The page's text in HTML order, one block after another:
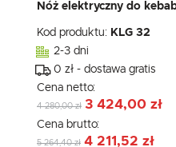
Nóż elektryczny do
Kod produktu: KLG 32
2-3 dni
0 zł - dostawa gratis
Cena netto:
4 280,00 zł 3 424,00 zł
Cena brutto:
5 264,40 zł 4 211,52 zł